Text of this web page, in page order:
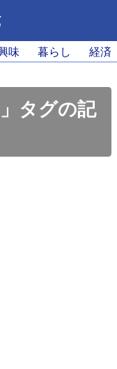
味 暮らし 経済
タグの記